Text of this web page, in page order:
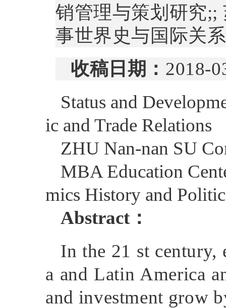
销管理与策划研究;;
事世界史与国际关
收稿日期： 2018-
Status and
ic and Trade Relations
ZHU Nan-nan SU
MBA Education
mics History and
Abstract：
In the 21 st century,
a and Latin America
and investment grow